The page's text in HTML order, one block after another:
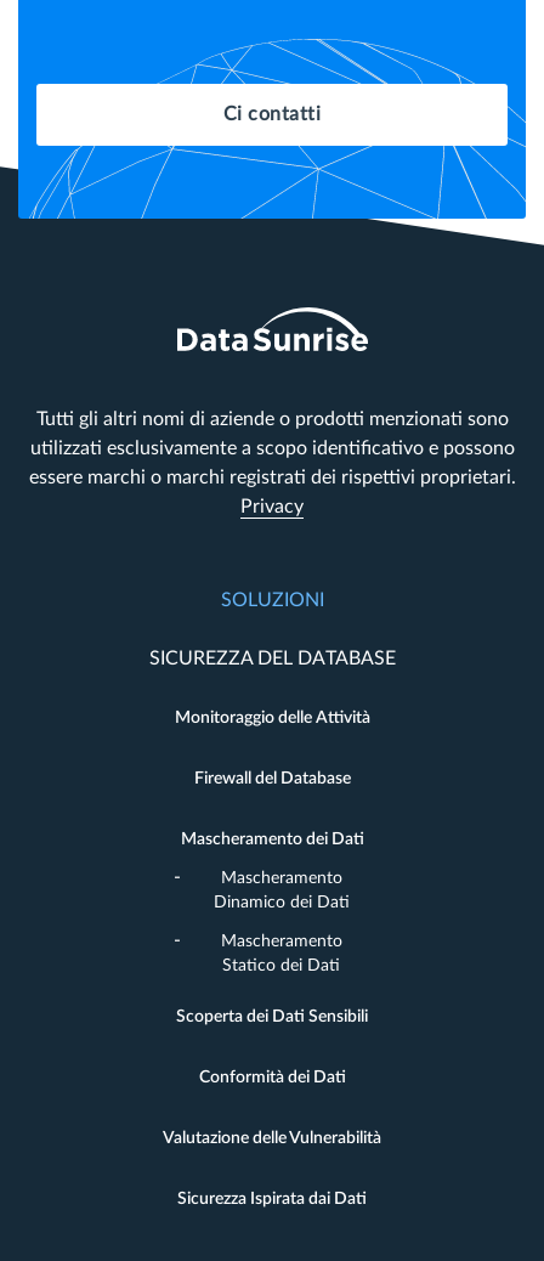
Ci contatti
Tutti gli altri nomi di aziende o prodotti menzionati sono
utilizzati esclusivamente a scopo identificativo e possono
essere marchi o marchi registrati dei rispettivi proprietari.
Privacy
SOLUZIONI
SICUREZZA DEL DATABASE
Monitoraggio delle Attività
Firewall del Database
Mascheramento dei Dati
Mascheramento
Dinamico dei Dati
Mascheramento
Statico dei Dati
Scoperta dei Dati Sensibili
Conformità dei Dati
Valutazione delle Vulnerabilità
Sicurezza Ispirata dai Dati